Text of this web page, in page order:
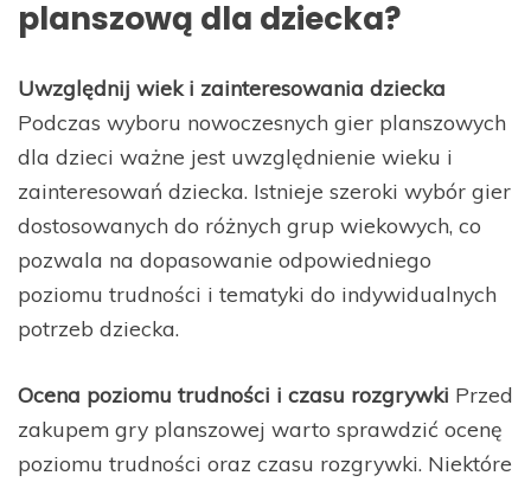
planszową dla dziecka?
Uwzględnij wiek i zainteresowania dziecka
Podczas wyboru nowoczesnych gier planszowych
dla dzieci ważne jest uwzględnienie wieku i
zainteresowań dziecka. Istnieje szeroki wybór gier
dostosowanych do różnych grup wiekowych, co
pozwala na dopasowanie odpowiedniego
poziomu trudności i tematyki do indywidualnych
potrzeb dziecka.
Ocena poziomu trudności i czasu rozgrywki Przed
zakupem gry planszowej warto sprawdzić ocenę
poziomu trudności oraz czasu rozgrywki. Niektóre